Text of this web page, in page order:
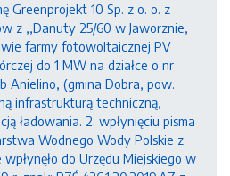
Greenprojekt 10 Sp. z o. o. z
z ,,Danuty 25/60 w Jaworznie,
farmy fotowoltaicznej PV
do 1 MW na działce o nr
Anielino, (gmina Dobra, pow.
infrastrukturą techniczną,
ładowania. 2. wpłynięciu pisma
Wodnego Wody Polskie z
do Urzędu Miejskiego w